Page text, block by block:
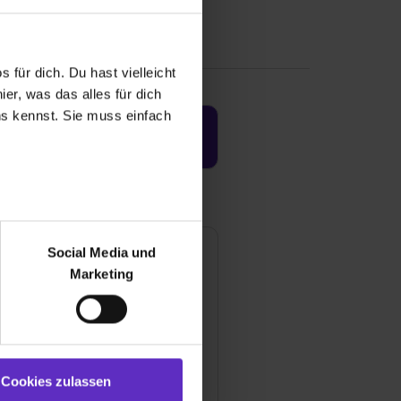
für dich. Du hast vielleicht
was das alles für dich
kennst. Sie muss einfach
bei Benutzung der
zu analysieren
soziale Medien, Werbung
Marketing“). Unsere
bereitgestellt hast oder die
auch damit
und hierfür
Social Media und
Marketing
Cookies zulassen